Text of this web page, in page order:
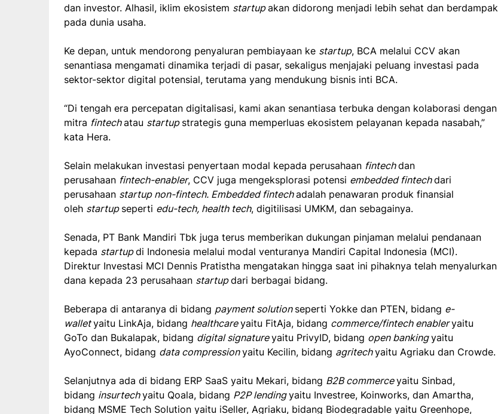
dan investor. Alhasil, iklim ekosistem startupakan didorong menjadi lebih sehat dan berdampak
pada dunia usaha.
Ke depan, untuk mendorong penyaluran pembiayaan ke startup, BCA melalui CCV akan
senantiasa mengamati dinamika terjadi di pasar, sekaligus menjajaki peluang investasi pada
sektor-sektor digital potensial, terutama yang mendukung bisnis inti BCA.
“Di tengah era percepatan digitalisasi, kami akan senantiasa terbuka dengan kolaborasi dengan
mitra fintechatau startup strategis guna memperluas ekosistem pelayanan kepada nasabah,”
kata Hera.
Selain melakukan investasi penyertaan modal kepada perusahaan fintechdan
perusahaan fintech-enabler, CCV juga mengeksplorasi potensi embedded fintechdari
perusahaan startup non-fintech. Embedded fintechadalah penawaran produk finansial
oleh startup seperti edu-tech, health tech, digitilisasi UMKM, dan sebagainya.
Senada, PT Bank Mandiri Tbk juga terus memberikan dukungan pinjaman melalui pendanaan
kepada startupdi Indonesia melalui modal venturanya Mandiri Capital Indonesia (MCI).
Direktur Investasi MCI Dennis Pratistha mengatakan hingga saat ini pihaknya telah menyalurkan
dana kepada 23 perusahaan startupdari berbagai bidang.
Beberapa di antaranya di bidang payment solution seperti Yokke dan PTEN, bidang e-
walletyaitu LinkAja, bidang healthcareyaitu FitAja, bidang commerce/fintech enableryaitu
GoTo dan Bukalapak, bidang digital signatureyaitu PrivyID, bidang open bankingyaitu
AyoConnect, bidang data compressionyaitu Kecilin, bidang agritechyaitu Agriaku dan Crowde.
Selanjutnya ada di bidang ERP SaaS yaitu Mekari, bidang B2B commerceyaitu Sinbad,
bidang insurtechyaitu Qoala, bidang P2P lendingyaitu Investree, Koinworks, dan Amartha,
bidang MSME Tech Solution yaitu iSeller, Agriaku, bidang Biodegradable yaitu Greenhope,